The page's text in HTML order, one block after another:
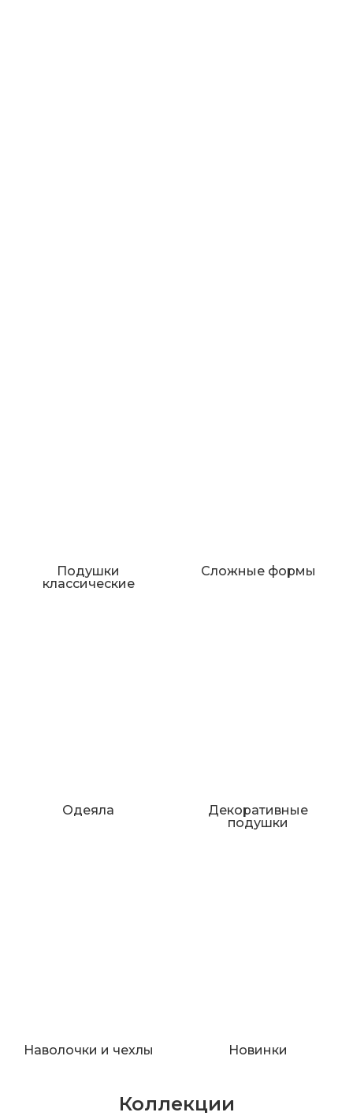
Подушки
классические
Сложные формы
Одеяла
Декоративные
подушки
Наволочки и чехлы Новинки
Коллекции